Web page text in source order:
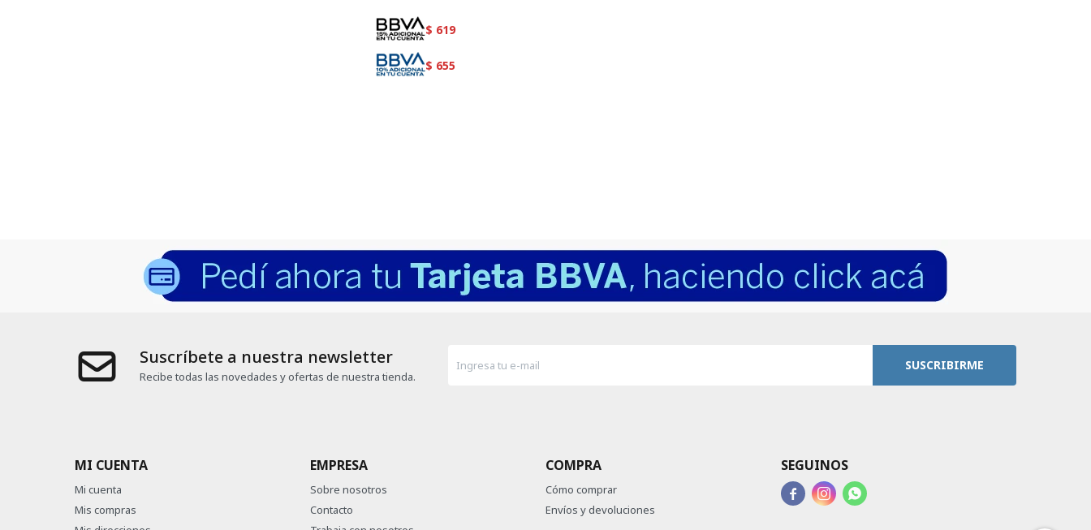
$ 619
$ 655
Suscríbete a nuestra newsletter
Recibe todas las novedades y ofertas de nuestra tienda.
SUSCRIBIRME
MI CUENTA
Mi cuenta
Mis compras
EMPRESA
Sobre nosotros
Contacto
COMPRA
Cómo comprar
Envíos y devoluciones
SEGUINOS
  